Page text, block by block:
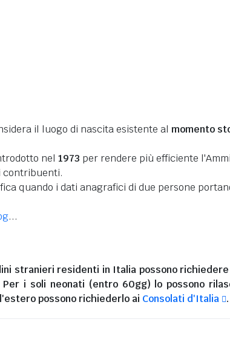
il luogo di nascita esistente al momento
nel 1973 per rendere più efficiente
contribuenti.
quando i dati anagrafici di due persone
...
stranieri residenti in Italia possono
Per i soli neonati (entro 60gg) lo possono
possono richiederlo ai Consolati d'Italia .